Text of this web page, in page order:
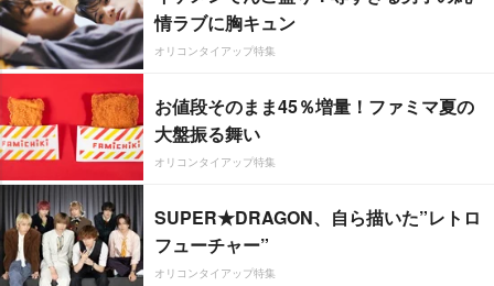
情ラブに胸キュン
オリコンタイアップ特集
お値段そのまま45％増量！ファミマ夏の
大盤振る舞い
オリコンタイアップ特集
SUPER★DRAGON、自ら描いた”レトロ
フューチャー”
オリコンタイアップ特集